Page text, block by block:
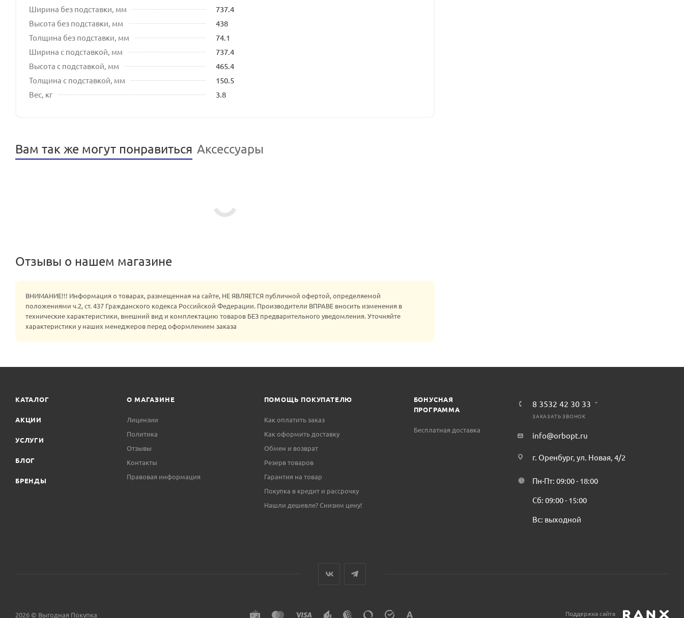
Ширина без подставки, мм
737.4
Высота без подставки, мм
438
Толщина без подставки, мм
74.1
Ширина с подставкой, мм
737.4
Высота с подставкой, мм
465.4
Толщина с подставкой, мм
150.5
Вес, кг
3.8
Вам так же могут понравиться Аксессуары
Отзывы о нашем магазине
ВНИМАНИЕ!!! Информация о товарах, размещенная на сайте, НЕ ЯВЛЯЕТСЯ публичной офертой, определяемой
положениями ч.2, ст. 437 Гражданского кодекса Российской Федерации. Производители ВПРАВЕ вносить изменения в
технические характеристики, внешний вид и комплектацию товаров БЕЗ предварительного уведомления. Уточняйте
характеристики у наших менеджеров перед оформлением заказа
КАТАЛОГ
АКЦИИ
УСЛУГИ
БЛОГ
БРЕНДЫ
О МАГАЗИНЕ
Лицензии
Политика
Отзывы
Контакты
Правовая информация
ПОМОЩЬ ПОКУПАТЕЛЮ
Как оплатить заказ
Как оформить доставку
Обмен и возврат
Резерв товаров
Гарантия на товар
Покупка в кредит и рассрочку
Нашли дешевле? Снизим цену!
БОНУСНАЯ
ПРОГРАММА
Бесплатная доставка
8 3532 42 30 33
ЗАКАЗАТЬ ЗВОНОК
info@orbopt.ru
г. Оренбург, ул. Новая, 4/2
Пн-Пт: 09:00 - 18:00
Сб: 09:00 - 15:00
Вс: выходной
2026 © Выгодная Покупка Поддержка сайта